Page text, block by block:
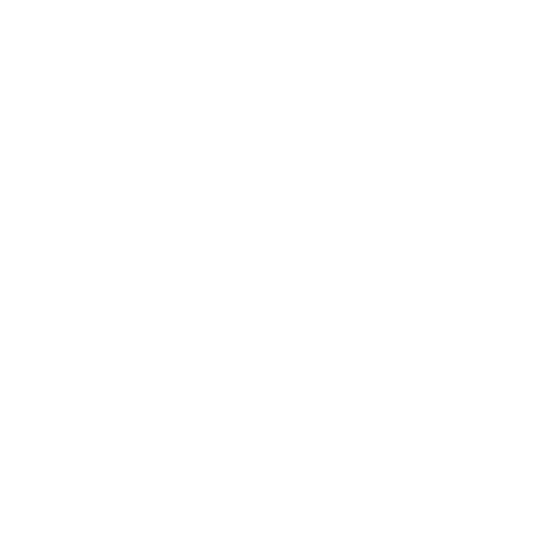
Dieses vegane Kochbuch entführt dich auf eine
wenn Pfeffer und Sternanis auf zartschmelzende
hinauszuschauen und die eigenen
kulinarische Upgrade und entdecke, wie einfach es